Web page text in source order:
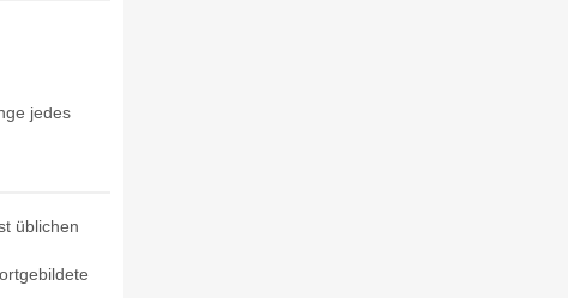
jedes
üblichen